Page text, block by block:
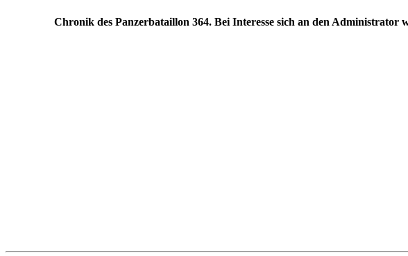
Chronik des Panzerbataillon 364. Bei Interesse sich an den Administrator